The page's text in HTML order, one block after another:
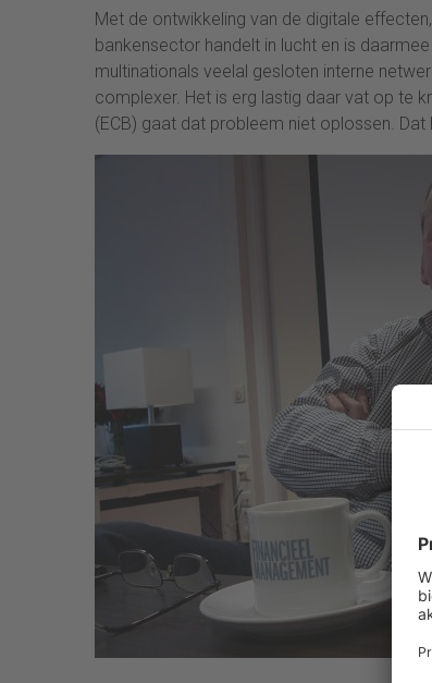
Met de ontwikkeling van de digitale
bankensector handelt in lucht en is
multinationals veelal gesloten interne
complexer. Het is erg lastig daar vat op te
(ECB) gaat dat probleem niet oplossen. Dat